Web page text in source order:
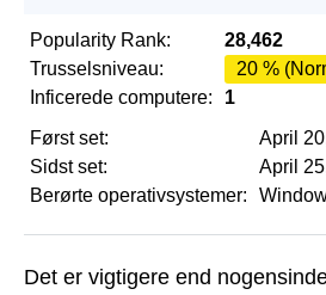
Popularity Rank:
28,462
Trusselsniveau:
20 %
Inficerede computere:
1
Først set:
April
Sidst set:
April
Berørte operativsystemer:
Det er vigtigere end